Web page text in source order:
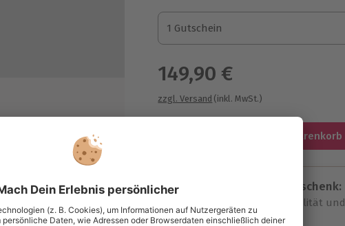
1 Gutschein
1 Gutschein
1 Gutschein
149,90 €
zzgl. Versand (inkl. MwSt.)
In den Warenkorb
Immer das passende Geschenk:
Große Auswahl, volle Flexibilität und
maximale Sicherheit